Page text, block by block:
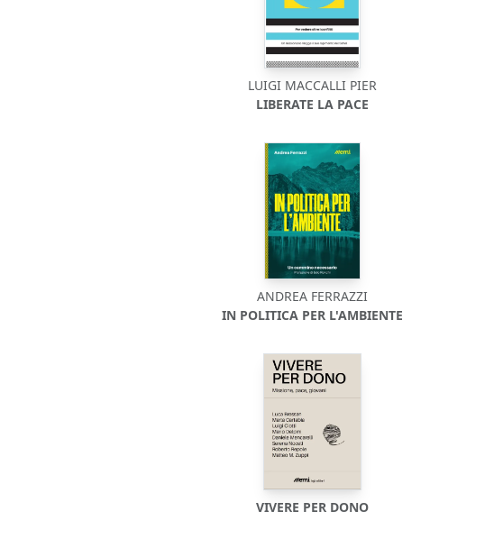
LUIGI MACCALLI PIER
LIBERATE LA PACE
ANDREA FERRAZZI
IN POLITICA PER L'AMBIENTE
VIVERE PER DONO